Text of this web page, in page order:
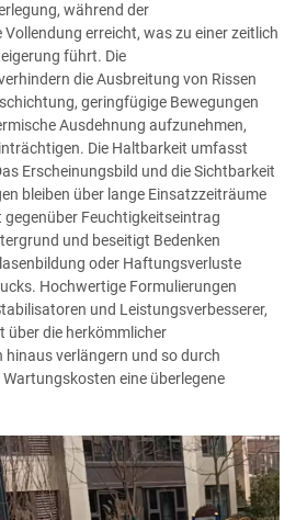
während der
erreicht, was zu einer zeitlich
führt. Die
die Ausbreitung von Rissen
geringfügige Bewegungen
Ausdehnung aufzunehmen,
Die Haltbarkeit umfasst
Erscheinungsbild und die Sichtbarkeit
bleiben über lange Einsatzzeiträume
Feuchtigkeitseintrag
und beseitigt Bedenken
oder Haftungsverluste
Hochwertige Formulierungen
und Leistungsverbesserer,
über die herkömmlicher
verlängern und so durch
eine überlegene